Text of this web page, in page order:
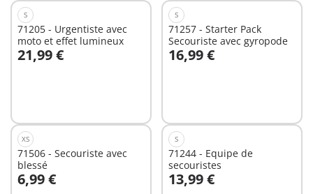
S
71205 - Urgentiste avec
moto et effet lumineux
21,99 €
Au panier
S
71257 - Starter Pack
Secouriste avec gyropode
16,99 €
Au panier
XS
71506 - Secouriste avec
blessé
6,99 €
Au panier
S
71244 - Equipe de
secouristes
13,99 €
Au panier